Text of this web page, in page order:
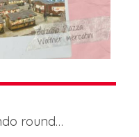
round…